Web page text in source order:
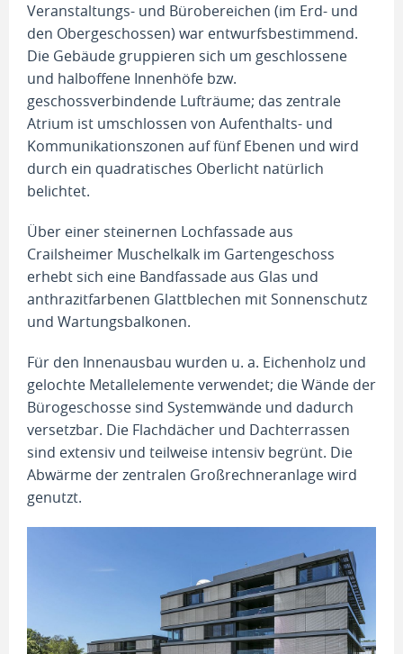
Veranstaltungs- und Bürobereichen (im Erd- und
den Obergeschossen) war entwurfsbestimmend.
Die Gebäude gruppieren sich um geschlossene
und halboffene Innenhöfe bzw.
geschossverbindende Lufträume; das zentrale
Atrium ist umschlossen von Aufenthalts- und
Kommunikationszonen auf fünf Ebenen und wird
durch ein quadratisches Oberlicht natürlich
belichtet.
Über einer steinernen Lochfassade aus
Crailsheimer Muschelkalk im Gartengeschoss
erhebt sich eine Bandfassade aus Glas und
anthrazitfarbenen Glattblechen mit Sonnenschutz
und Wartungsbalkonen.
Für den Innenausbau wurden u. a. Eichenholz und
gelochte Metallelemente verwendet; die Wände der
Bürogeschosse sind Systemwände und dadurch
versetzbar. Die Flachdächer und Dachterrassen
sind extensiv und teilweise intensiv begrünt. Die
Abwärme der zentralen Großrechneranlage wird
genutzt.